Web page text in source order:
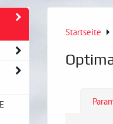
Startseite